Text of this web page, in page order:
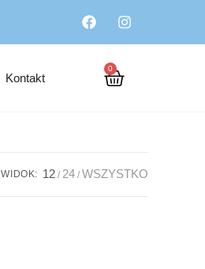
Kontakt
0
WIDOK: 12 24 WSZYSTKO